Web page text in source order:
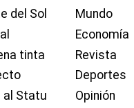
del Sol
tinta
al Statu
Mundo
Economía
Revista
Deportes
Opinión